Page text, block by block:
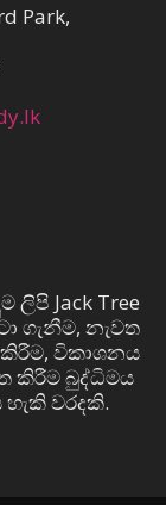
Park,
ලිපි Jack Tree
ගැනීම, නැවත
කිරීම, විකාශනය
කිරීම බුද්ධිමය
වරදකි.